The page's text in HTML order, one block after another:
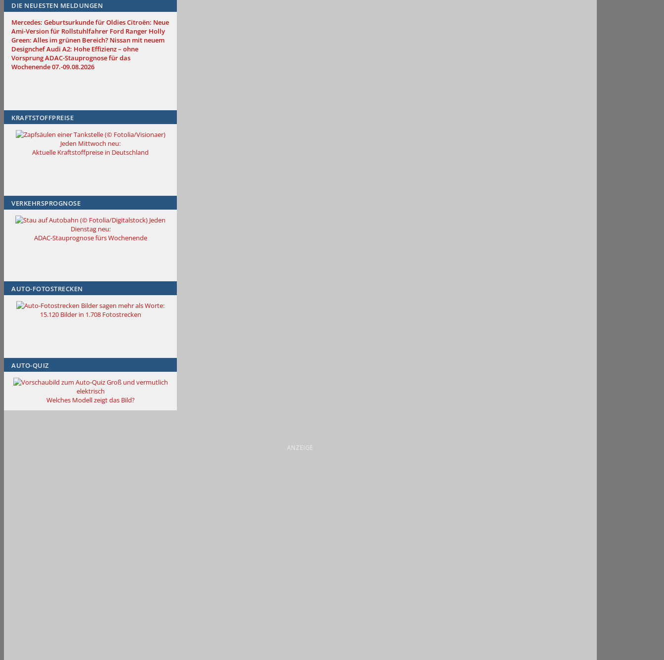
DIE NEUESTEN MELDUNGEN
Mercedes: Geburtsurkunde für OldiesCitroën: Neue
Ami-Version für Rollstuhlfahrer Ford Ranger Holly
Green: Alles im grünen Bereich? Nissan mit neuem
DesignchefAudi A2: Hohe Effizienz – ohne
VorsprungADAC-Stauprognose für das
Wochenende 07.-09.08.2026
KRAFTSTOFFPREISE
Jeden Mittwoch neu:
Aktuelle Kraftstoffpreise in Deutschland
VERKEHRSPROGNOSE
Jeden
Dienstag neu:
ADAC-Stauprognose fürs Wochenende
AUTO-FOTOSTRECKEN
Bilder sagen mehr als Worte:
15.120 Bilder in 1.708 Fotostrecken
AUTO-QUIZ
Groß und vermutlich
elektrisch
Welches Modell zeigt das Bild?
ANZEIGE